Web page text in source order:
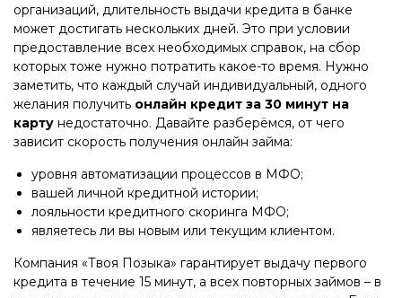
организаций, длительность выдачи кредита в банке
может достигать нескольких дней. Это при условии
предоставление всех необходимых справок, на сбор
которых тоже нужно потратить какое-то время. Нужно
заметить, что каждый случай индивидуальный, одного
желания получить онлайн кредит за 30 минут на
карту недостаточно. Давайте разберёмся, от чего
зависит скорость получения онлайн займа:
уровня автоматизации процессов в МФО;
вашей личной кредитной истории;
лояльности кредитного скоринга МФО;
являетесь ли вы новым или текущим клиентом.
Компания «Твоя Позыка» гарантирует выдачу первого
кредита в течение 15 минут, а всех повторных займов – в